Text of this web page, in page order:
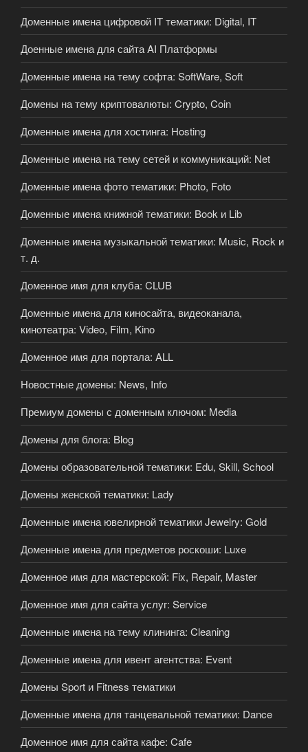
Доменные имена цифровой IT тематики: Digital, IT
Доенные имена для сайта AI Платформы
Доменные имена на тему софта: SoftWare, Soft
Домены на тему криптовалюты: Crypto, Coin
Доменные имена для хостинга: Hosting
Доменные имена на тему сетей и коммуникаций: Net
Доменные имена фото тематики: Photo, Foto
Доменные имена книжной тематики: Book и Lib
Доменные имена музыкальной тематики: Music, Rock и
т. д.
Доменное имя для клуба: CLUB
Доменные имена для киносайта, видеоканала,
кинотеатра: Video, Film, Kino
Доменное имя для портала: ALL
Новостные домены: News, Info
Премиум домены с доменным ключом: Media
Домены для блога: Blog
Домены образовательной тематики: Edu, Skill, School
Домены женской тематики: Lady
Доменные имена ювелирной тематики Jewelry: Gold
Доменные имена для предметов роскоши: Luxe
Доменное имя для мастерской: Fix, Repair, Master
Доменное имя для сайта услуг: Service
Доменные имена на тему клининга: Cleaning
Доменные имена для ивент агентства: Event
Домены Sport и Fitness тематики
Доменные имена для танцевальной тематики: Dance
Доменное имя для сайта кафе: Cafe